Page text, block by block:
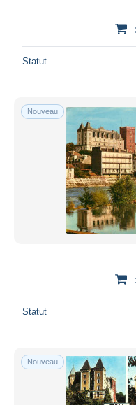
Statut
Nouveau
Statut
Nouveau